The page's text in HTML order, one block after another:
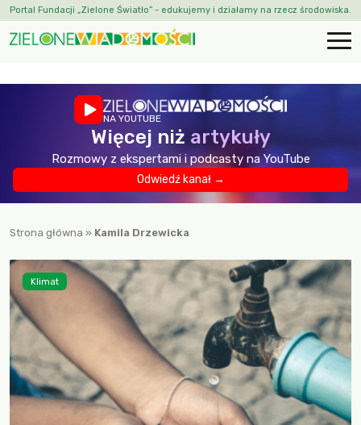
Portal Fundacji „Zielone Światło” - edukujemy i działamy na rzecz środowiska.
NA YOUTUBE
Więcej niż artykuły
Rozmowy z ekspertami i podcasty na YouTube
Odwiedź kanał →
Strona główna » Kamila Drzewicka
Klimat